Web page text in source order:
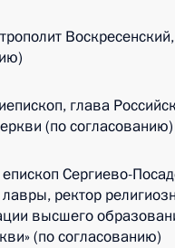
глава
(по согласованию)
епископ Сергиево-
ректор
высшего
(по согласованию)